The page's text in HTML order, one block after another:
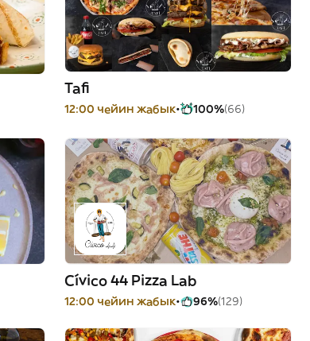
Tafi
12:00 чейин жабык 100%(66)
Cívico 44 Pizza Lab
12:00 чейин жабык 96%(129)